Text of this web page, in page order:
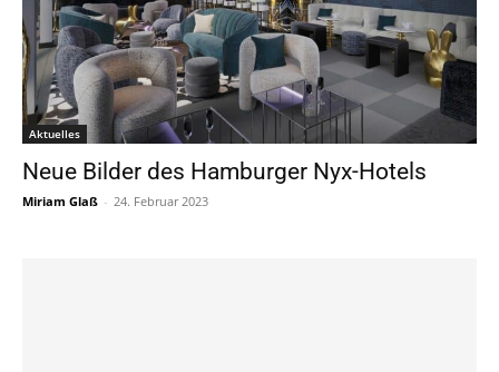
Aktuelles
Neue Bilder des Hamburger Nyx-Hotels
Miriam Glaß - 24. Februar 2023